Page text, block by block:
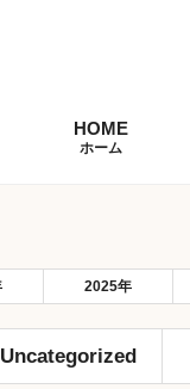
2025年
Uncategorized
HOME
ホーム